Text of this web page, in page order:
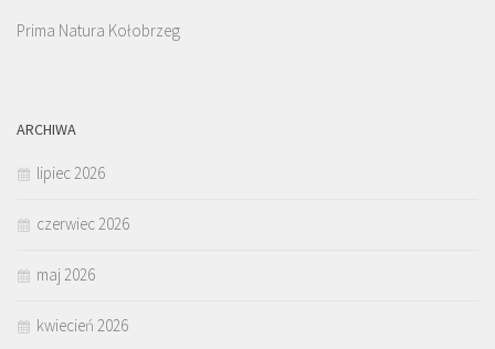
Prima Natura Kołobrzeg
ARCHIWA
lipiec 2026
czerwiec 2026
maj 2026
kwiecień 2026